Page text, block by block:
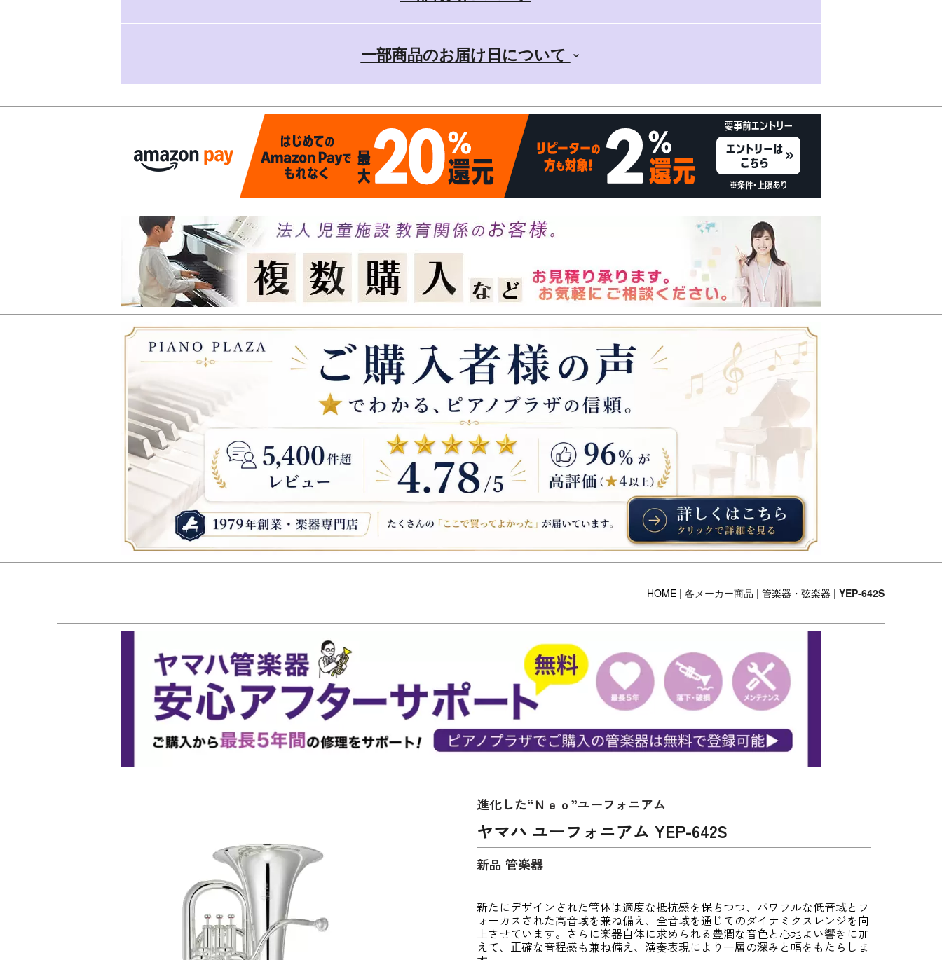
一部商品のお届け日について
HOME | 各メーカー商品 | 管楽器・弦楽器 | YEP-642S
進化した“Ｎｅｏ”ユーフォニアム
ヤマハ ユーフォニアム YEP-642S
新品 管楽器
新たにデザインされた管体は適度な抵抗感を保ちつつ、パワフルな低音域とフ
ォーカスされた高音域を兼ね備え、全音域を通じてのダイナミクスレンジを向
上させています。さらに楽器自体に求められる豊潤な音色と心地よい響きに加
えて、正確な音程感も兼ね備え、演奏表現により一層の深みと幅をもたらしま